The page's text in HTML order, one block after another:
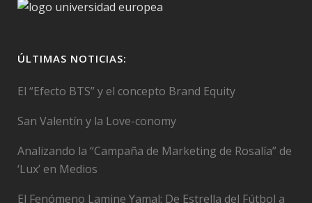
ÚLTIMAS NOTICIAS:
El “Efecto BTS” y el concepto Brand Equity
San Valentín y la Love-conomy
Analizando la “Campaña de Marketing de Rosalía” de
‘Lux’ en Medios
El Fenómeno Lamine Yamal: De Estrella del Fútbol a